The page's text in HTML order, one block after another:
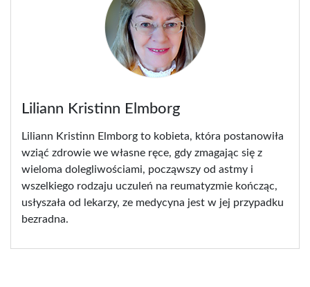
Liliann Kristinn Elmborg
Liliann Kristinn Elmborg to kobieta, która postanowiła
wziąć zdrowie we własne ręce, gdy zmagając się z
wieloma dolegliwościami, począwszy od astmy i
wszelkiego rodzaju uczuleń na reumatyzmie kończąc,
usłyszała od lekarzy, ze medycyna jest w jej przypadku
bezradna.